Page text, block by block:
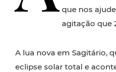
que nos
agitação que
A lua nova em Sagitário,
eclipse solar total e